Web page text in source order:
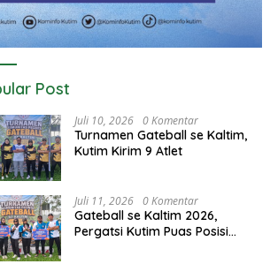
Post
Juli 10, 2026 0 Komentar
Turnamen Gateball se Kaltim,
Kutim Kirim 9 Atlet
Juli 11, 2026 0 Komentar
Gateball se Kaltim 2026,
Pergatsi Kutim Puas Posisi